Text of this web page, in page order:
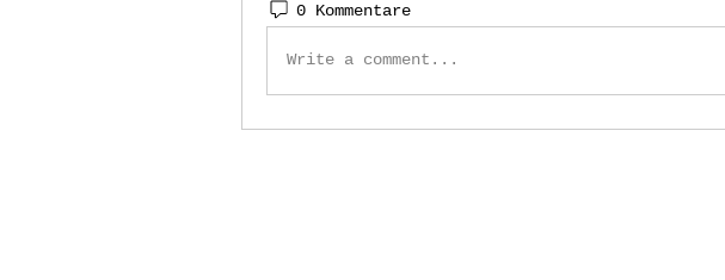
0 Kommentare
Write a comment...